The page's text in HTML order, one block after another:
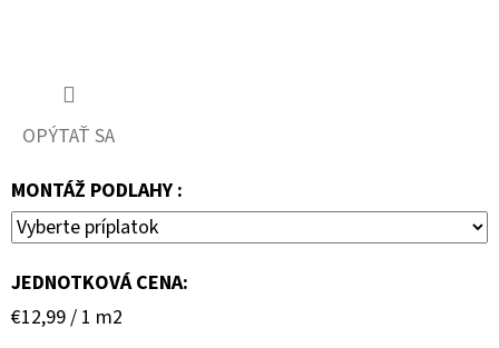
OPÝTAŤ SA
MONTÁŽ PODLAHY :
JEDNOTKOVÁ CENA:
Jednotková
€12,99 / 1 m2